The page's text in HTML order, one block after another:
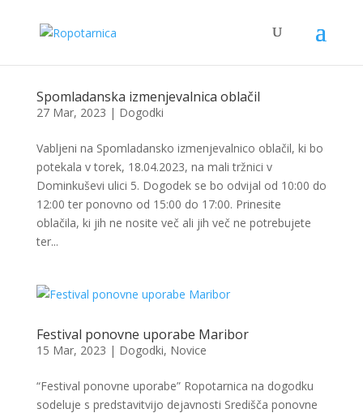
Spomladanska izmenjevalnica oblačil
27 Mar, 2023 | Dogodki
Vabljeni na Spomladansko izmenjevalnico oblačil, ki bo
potekala v torek, 18.04.2023, na mali tržnici v
Dominkuševi ulici 5. Dogodek se bo odvijal od 10:00 do
12:00 ter ponovno od 15:00 do 17:00. Prinesite
oblačila, ki jih ne nosite več ali jih več ne potrebujete
ter...
Festival ponovne uporabe Maribor
15 Mar, 2023 | Dogodki, Novice
“Festival ponovne uporabe” Ropotarnica na dogodku
sodeluje s predstavitvijo dejavnosti Središča ponovne